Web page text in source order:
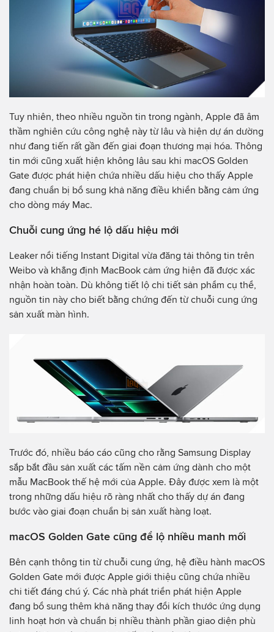
Tuy nhiên, theo nhiều nguồn tin trong ngành, Apple đã âm
thầm nghiên cứu công nghệ này từ lâu và hiện dự án dường
như đang tiến rất gần đến giai đoạn thương mại hóa. Thông
tin mới cũng xuất hiện không lâu sau khi macOS Golden
Gate được phát hiện chứa nhiều dấu hiệu cho thấy Apple
đang chuẩn bị bổ sung khả năng điều khiển bằng cảm ứng
cho dòng máy Mac.
Chuỗi cung ứng hé lộ dấu hiệu mới
Leaker nổi tiếng Instant Digital vừa đăng tải thông tin trên
Weibo và khẳng định MacBook cảm ứng hiện đã được xác
nhận hoàn toàn. Dù không tiết lộ chi tiết sản phẩm cụ thể,
nguồn tin này cho biết bằng chứng đến từ chuỗi cung ứng
sản xuất màn hình.
Trước đó, nhiều báo cáo cũng cho rằng Samsung Display
sắp bắt đầu sản xuất các tấm nền cảm ứng dành cho một
mẫu MacBook thế hệ mới của Apple. Đây được xem là một
trong những dấu hiệu rõ ràng nhất cho thấy dự án đang
bước vào giai đoạn chuẩn bị sản xuất hàng loạt.
macOS Golden Gate cũng để lộ nhiều manh mối
Bên cạnh thông tin từ chuỗi cung ứng, hệ điều hành macOS
Golden Gate mới được Apple giới thiệu cũng chứa nhiều
chi tiết đáng chú ý. Các nhà phát triển phát hiện Apple
đang bổ sung thêm khả năng thay đổi kích thước ứng dụng
linh hoạt hơn và chuẩn bị nhiều thành phần giao diện phù